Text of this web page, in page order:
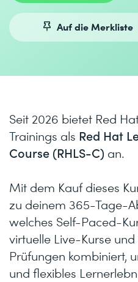
Auf die Merkliste
Seit 2026 bietet Red
Trainings als Red Hat
Course (RHLS-C) an.
Mit dem Kauf dieses
zu deinem 365-Tage-
welches Self-Paced-
virtuelle Live-Kurse
Prüfungen kombiniert,
und flexibles